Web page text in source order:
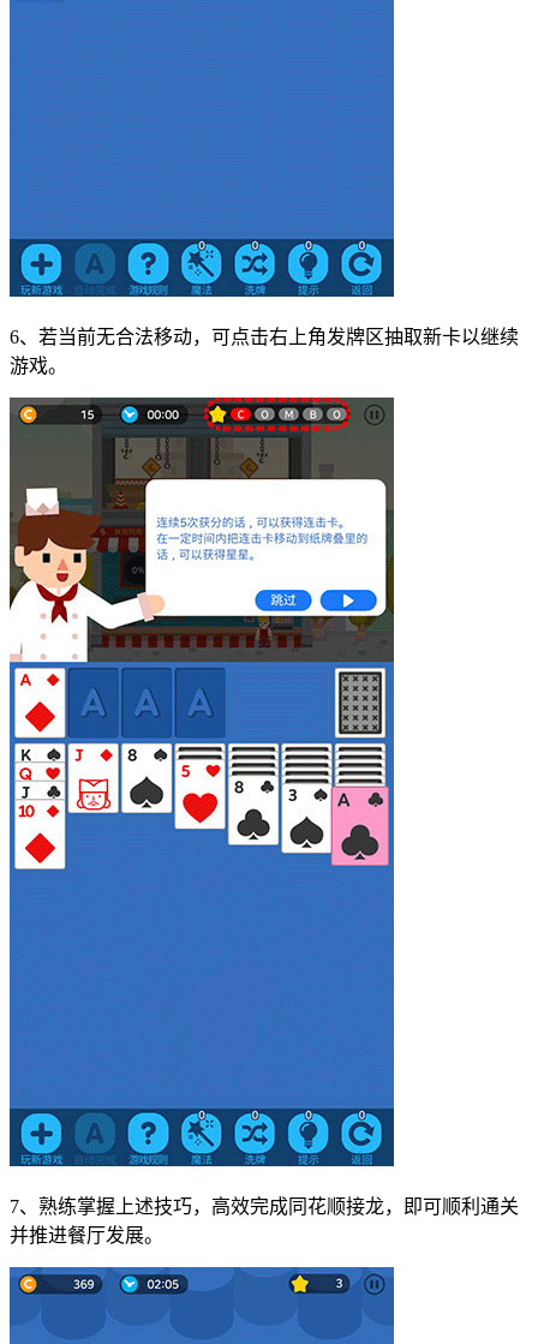
6、若当前无合法移动，可点击右上角发牌区抽取新卡以继续
游戏。
7、熟练掌握上述技巧，高效完成同花顺接龙，即可顺利通关
并推进餐厅发展。